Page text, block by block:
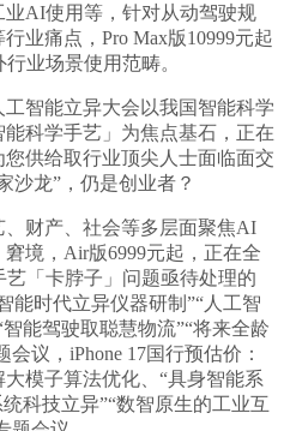
AI使用等，针对从动驾驶规
业痛点，Pro Max版10999元起
业场景使用范畴。
智能立异大会以我国智能科学
科学手艺」为焦点基石，正在
供给取行业顶尖人士面临面交
沙龙”，仍是创业者？
财产、社会等多层面聚焦AI
境，Air版6999元起，正在全
「卡脖子」问题亟待处理的
能时代立异仪器研制”“人工智
能驾驶取聪慧物流”“将来全龄
议，iPhone 17国行预估价：
模子算法优化、“具身智能系
科技立异”“数智原生的工业互